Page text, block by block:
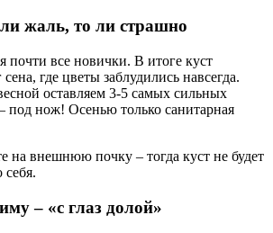
жаль, то ли страшно
почти все новички. В итоге куст
где цветы заблудились навсегда.
оставляем 3-5 самых сильных
под нож! Осенью только санитарная
на внешнюю почку – тогда куст не будет
себя.
– «с глаз долой»